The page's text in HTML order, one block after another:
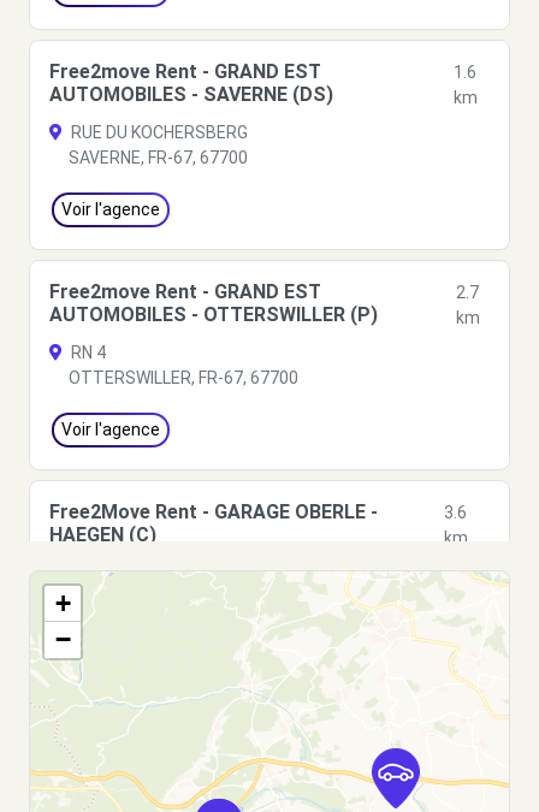
Free2move Rent - GRAND EST
AUTOMOBILES - SAVERNE (DS)
1.6
km
RUE DU KOCHERSBERG
SAVERNE, FR-67, 67700
Voir l'agence
Free2move Rent - GRAND EST
AUTOMOBILES - OTTERSWILLER (P)
2.7
km
RN 4
OTTERSWILLER, FR-67, 67700
Voir l'agence
Free2Move Rent - GARAGE OBERLE -
HAEGEN (C)
3.6
km
29 GRAND RUE
HAEGEN, 67700
Voir l'agence
Free2Move Rent - STE D'EXPLOITATION DU
GARAGE SCHAEFFER MICHEL - DETTWILLER
(C)
+
−